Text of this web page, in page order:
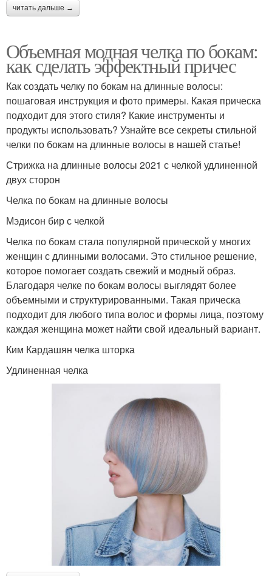
читать дальше →
Объемная модная челка по бокам:
как сделать эффектный причес
Как создать челку по бокам на длинные волосы:
пошаговая инструкция и фото примеры. Какая прическа
подходит для этого стиля? Какие инструменты и
продукты использовать? Узнайте все секреты стильной
челки по бокам на длинные волосы в нашей статье!
Стрижка на длинные волосы 2021 с челкой удлиненной
двух сторон
Челка по бокам на длинные волосы
Мэдисон бир с челкой
Челка по бокам стала популярной прической у многих
женщин с длинными волосами. Это стильное решение,
которое помогает создать свежий и модный образ.
Благодаря челке по бокам волосы выглядят более
объемными и структурированными. Такая прическа
подходит для любого типа волос и формы лица, поэтому
каждая женщина может найти свой идеальный вариант.
Ким Кардашян челка шторка
Удлиненная челка